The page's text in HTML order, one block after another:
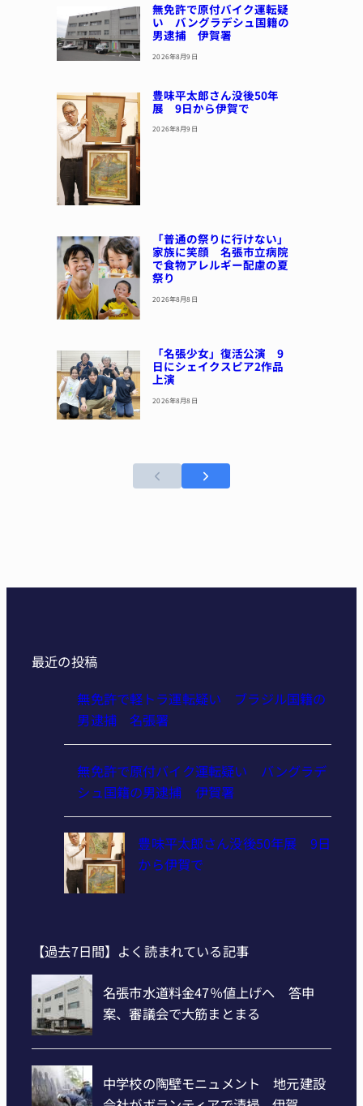
無免許で原付バイク運転疑
い バングラデシュ国籍の
男逮捕 伊賀署
2026年8月9日
豊味平太郎さん没後50年
展 9日から伊賀で
2026年8月9日
「普通の祭りに行けない」
家族に笑顔 名張市立病院
で食物アレルギー配慮の夏
祭り
2026年8月8日
「名張少女」復活公演 9
日にシェイクスピア2作品
上演
2026年8月8日
最近の投稿
無免許で軽トラ運転疑い ブラジル国籍の
男逮捕 名張署
無免許で原付バイク運転疑い バングラデ
シュ国籍の男逮捕 伊賀署
豊味平太郎さん没後50年展 9日
から伊賀で
【過去7日間】よく読まれている記事